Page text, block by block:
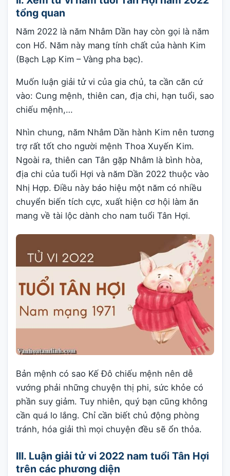
tổng quan
Năm 2022 là năm Nhâm Dần hay còn gọi là năm
con Hổ. Năm này mang tính chất của hành Kim
(Bạch Lạp Kim – Vàng pha bạc).
Muốn luận giải tử vi của gia chủ, ta cần căn cứ
vào: Cung mệnh, thiên can, địa chi, hạn tuổi, sao
chiếu mệnh,…
Nhìn chung, năm Nhâm Dần hành Kim nên tương
trợ rất tốt cho người mệnh Thoa Xuyến Kim.
Ngoài ra, thiên can Tân gặp Nhâm là bình hòa,
địa chi của tuổi Hợi và năm Dần 2022 thuộc vào
Nhị Hợp. Điều này báo hiệu một năm có nhiều
chuyển biến tích cực, xuất hiện cơ hội làm ăn
mang về tài lộc dành cho nam tuổi Tân Hợi.
Bản mệnh có sao Kế Đô chiếu mệnh nên dễ
vướng phải những chuyện thị phi, sức khỏe có
phần suy giảm. Tuy nhiên, quý bạn cũng không
cần quá lo lắng. Chỉ cần biết chủ động phòng
tránh, hóa giải thì mọi chuyện đều sẽ ổn thỏa.
III. Luận giải tử vi 2022 nam tuổi Tân Hợi
trên các phương diện